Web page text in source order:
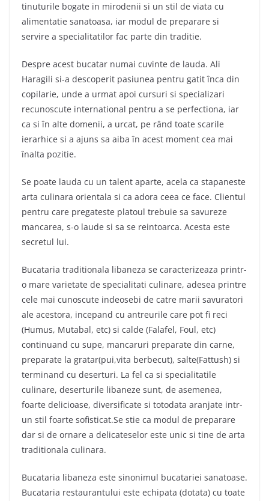
tinuturile bogate in mirodenii si un stil de viata cu
alimentatie sanatoasa, iar modul de preparare si
servire a specialitatilor fac parte din traditie.
Despre acest bucatar numai cuvinte de lauda. Ali
Haragili si-a descoperit pasiunea pentru gatit înca din
copilarie, unde a urmat apoi cursuri si specializari
recunoscute international pentru a se perfectiona, iar
ca si în alte domenii, a urcat, pe rând toate scarile
ierarhice si a ajuns sa aiba în acest moment cea mai
înalta pozitie.
Se poate lauda cu un talent aparte, acela ca stapaneste
arta culinara orientala si ca adora ceea ce face. Clientul
pentru care pregateste platoul trebuie sa savureze
mancarea, s-o laude si sa se reintoarca. Acesta este
secretul lui.
Bucataria traditionala libaneza se caracterizeaza printr-
o mare varietate de specialitati culinare, adesea printre
cele mai cunoscute indeosebi de catre marii savuratori
ale acestora, incepand cu antreurile care pot fi reci
(Humus, Mutabal, etc) si calde (Falafel, Foul, etc)
continuand cu supe, mancaruri preparate din carne,
preparate la gratar(pui,vita berbecut), salte(Fattush) si
terminand cu deserturi. La fel ca si specialitatile
culinare, deserturile libaneze sunt, de asemenea,
foarte delicioase, diversificate si totodata aranjate intr-
un stil foarte sofisticat.Se stie ca modul de preparare
dar si de ornare a delicateselor este unic si tine de arta
traditionala culinara.
Bucataria libaneza este sinonimul bucatariei sanatoase.
Bucataria restaurantului este echipata (dotata) cu toate